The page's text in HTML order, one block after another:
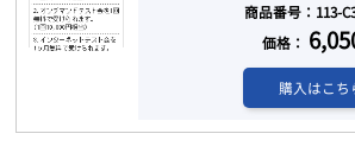
商品番号：113-
価格：
購入はこち